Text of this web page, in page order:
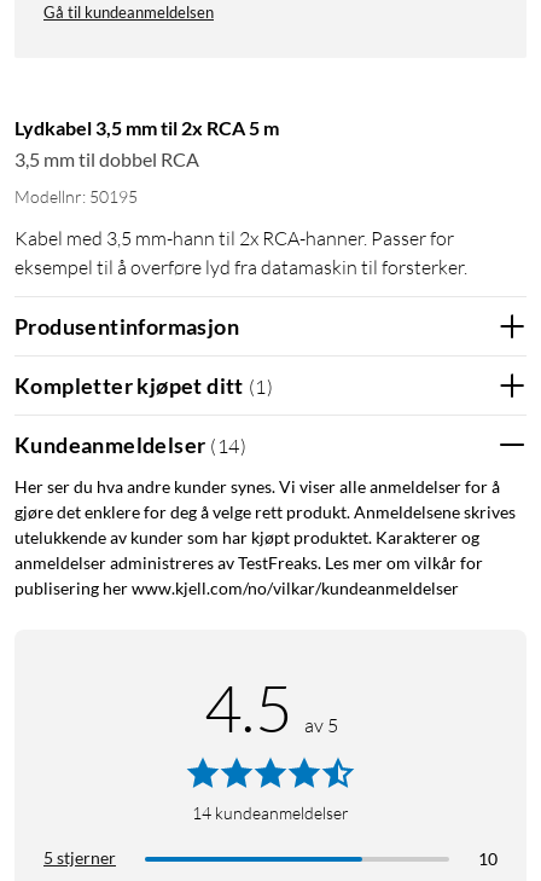
Gå til kundeanmeldelsen
Lydkabel 3,5 mm til 2x RCA 5 m
3,5 mm til dobbel RCA
Modellnr: 50195
Kabel med 3,5 mm-hann til 2x RCA-hanner. Passer for
eksempel til å overføre lyd fra datamaskin til forsterker.
Produsentinformasjon
Kompletter kjøpet ditt (1 )
Kundeanmeldelser ( 14)
Her ser du hva andre kunder synes. Vi viser alle anmeldelser for å
gjøre det enklere for deg å velge rett produkt. Anmeldelsene skrives
utelukkende av kunder som har kjøpt produktet. Karakterer og
anmeldelser administreres av TestFreaks. Les mer om vilkår for
publisering her www.kjell.com/no/vilkar/kundeanmeldelser
4.5 av 5
14 kundeanmeldelser
5 stjerner
10